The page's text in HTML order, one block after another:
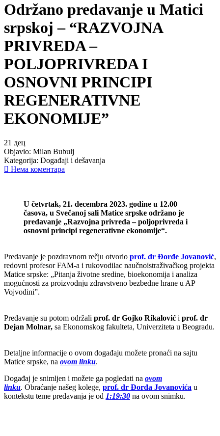
Održano predavanje u Matici
srpskoj – “RAZVOJNA
PRIVREDA –
POLJOPRIVREDA I
OSNOVNI PRINCIPI
REGENERATIVNE
EKONOMIJE”
21 дец
Objavio: Milan Bubulj
Kategorija: Događaji i dešavanja
Нема коментара
U četvrtak, 21. decembra 2023. godine u 12.00
časova, u Svečanoj sali Matice srpske održano je
predavanje „Razvojna privreda – poljoprivreda i
osnovni principi regenerativne ekonomije“.
Predavanje je pozdravnom rečju otvorio prof. dr Đorđe Jovanović,
redovni profesor FAM-a i rukovodilac naučnoistraživačkog projekta
Matice srpske: „Pitanja životne sredine, bioekonomija i analiza
mogućnosti za proizvodnju zdravstveno bezbedne hrane u AP
Vojvodini”.
Predavanje su potom održali prof. dr Gojko Rikalović i prof. dr
Dejan Molnar, sa Ekonomskog fakulteta, Univerziteta u Beogradu.
Detaljne informacije o ovom događaju možete pronaći na sajtu
Matice srpske, na ovom linku.
Događaj je snimljen i možete ga pogledati na ovom
linku. Obraćanje našeg kolege, prof. dr Đorđa Jovanovića u
kontekstu teme predavanja je od 1:19:30 na ovom snimku.